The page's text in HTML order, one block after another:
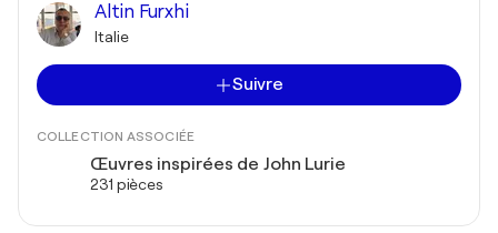
Altin Furxhi
Italie
Suivre
COLLECTION ASSOCIÉE
Œuvres inspirées de John Lurie
231 pièces